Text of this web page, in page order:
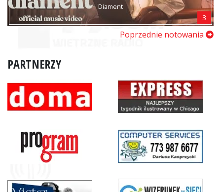
Diament
3
Poprzednie notowania
PARTNERZY